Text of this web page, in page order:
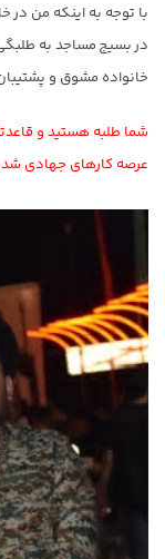
با توجه به اینکه من
در بسیج مساجد به
خانواده مشوق و
شما طلبه هستید و
عرصه کارهای جهادی